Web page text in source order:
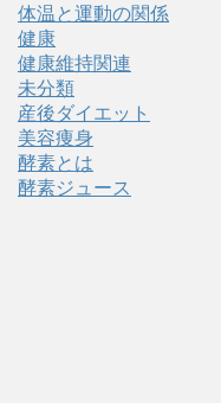
体温と運動の関係
健康
健康維持関連
未分類
産後ダイエット
美容痩身
酵素とは
酵素ジュース